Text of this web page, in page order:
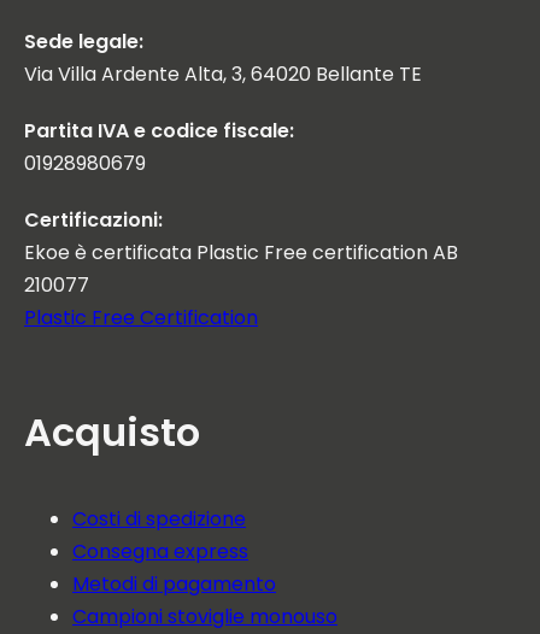
Sede legale:
Via Villa Ardente Alta, 3, 64020 Bellante TE
Partita IVA e codice fiscale:
01928980679
Certificazioni:
Ekoe è certificata Plastic Free certification AB
210077
Plastic Free Certification
Acquisto
Costi di spedizione
Consegna express
Metodi di pagamento
Campioni stoviglie monouso